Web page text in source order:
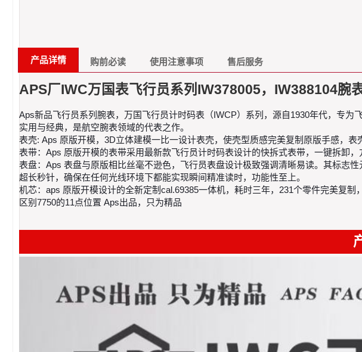
产品详情 购前必读 使用注意事项 售后服务
APS厂IWC万国表飞行员系列IW378005，IW388104腕
Aps新品飞行员系列腕表，万国飞行员计时码表（IWCP）系列，源自1930年代，专
实用与经典，是航空腕表领域的代表之作。
表壳: Aps 原版开模，3D立体建模一比一设计表壳，使壳型质感完美复制原版手感，表
表带：Aps 原版开模的表带采用最新款飞行员计时码表设计的快拆式表带，一键拆卸
表盘：Aps 表盘与原版相比丝毫不逊色，飞行员表盘设计极致强调清晰易读。其标志
超长秒针，确保在任何光线环境下都能实现瞬间精准读时，功能性至上。
机芯：aps 原版开模设计的全新定制cal.69385一体机，耗时三年，231个零件完美复
区别7750的11点位置 Aps出品，只为精品